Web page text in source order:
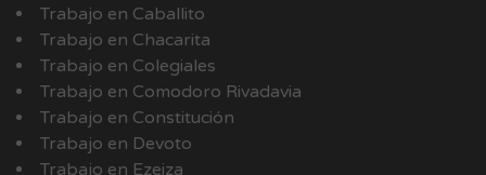
Trabajo en Caballito
Trabajo en Chacarita
Trabajo en Colegiales
Trabajo en Comodoro Rivadavia
Trabajo en Constitución
Trabajo en Devoto
Trabajo en Ezeiza